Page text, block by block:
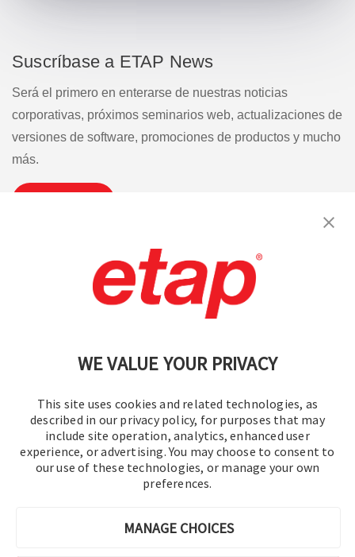
WE VALUE YOUR PRIVACY
This site uses cookies and related technologies, as
described in our privacy policy, for purposes that may
include site operation, analytics, enhanced user
experience, or advertising. You may choose to consent to
our use of these technologies, or manage your own
preferences.
MANAGE CHOICES
Suscríbase a ETAP News
Será el primero en enterarse de nuestras noticias
corporativas, próximos seminarios web, actualizaciones de
versiones de software, promociones de productos y mucho
más.
Contáctenos | Condiciones de uso
política de privacidad Mapa del sitio
© 2016-2026 Operation Technology, Inc.
Todos los derechos reservados.